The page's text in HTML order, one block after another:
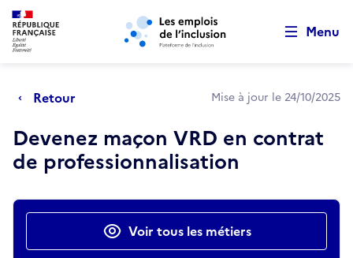
Aller au menu principal Aller au contenu principal
Menu
Retour Mise à jour le 24/10/2025
Devenez maçon VRD en contrat
de professionnalisation
Actions rapidesVoir tous les métiers
Retour au début de la page
Panneau de gestion des cookies